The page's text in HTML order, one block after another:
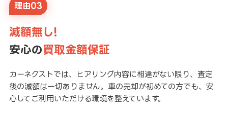
理由03
減額無し!
安心の買取金額保証
カーネクストでは、ヒアリング内容に相違がない限り、査定
後の減額は一切ありません。車の売却が初めての方でも、安
心してご利用いただける環境を整えています。